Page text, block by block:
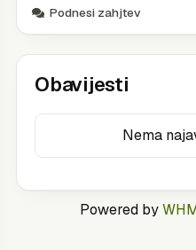
Podnesi zahjtev
Obavijesti
Nema
Powered by